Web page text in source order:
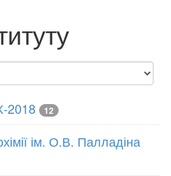
2018 12
ім. О.В. Палладіна